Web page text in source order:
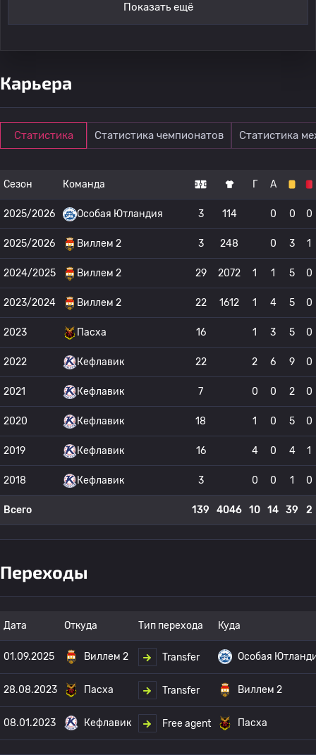
Показать ещё
Карьера
Статистика Статистика чемпионатов Статистика
Сезон Команда Г А
2025/2026 Особая Ютландия 3 114 0 0 0
2025/2026 Виллем 2 3 248 0 3 1
2024/2025 Виллем 2 29 2072 1 1 5 0
2023/2024 Виллем 2 22 1612 1 4 5 0
2023 Пасха 16 1 3 5 0
2022 Кефлавик 22 2 6 9 0
2021 Кефлавик 7 0 0 2 0
2020 Кефлавик 18 1 0 5 0
2019 Кефлавик 16 4 0 4 1
2018 Кефлавик 3 0 0 1 0
Всего 139 4046 10 14 39 2
Переходы
Дата Откуда Тип перехода Куда
01.09.2025 Виллем 2 Transfer Особая
28.08.2023 Пасха Transfer Виллем 2
08.01.2023 Кефлавик Free agent Пасха